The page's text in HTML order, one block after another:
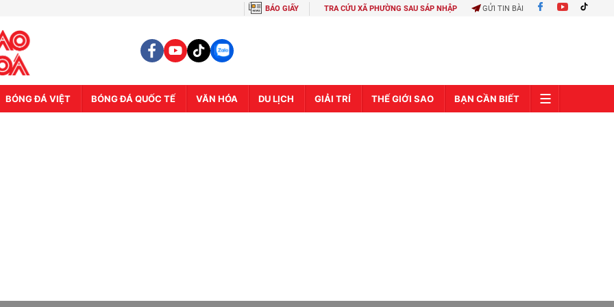
BÁO GIẤY TRA CỨU XÃ PHƯỜNG SAU SÁP NHẬP GỬI TIN BÀI
BÓNG ĐÁ VIỆT BÓNG ĐÁ QUỐC TẾ VĂN HÓA DU LỊCH GIẢI TRÍ THẾ GIỚI SAO BẠN CẦN BIẾT